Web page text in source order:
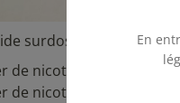
En
surdosé en arômes
de nicotine pour
de nicotine pour